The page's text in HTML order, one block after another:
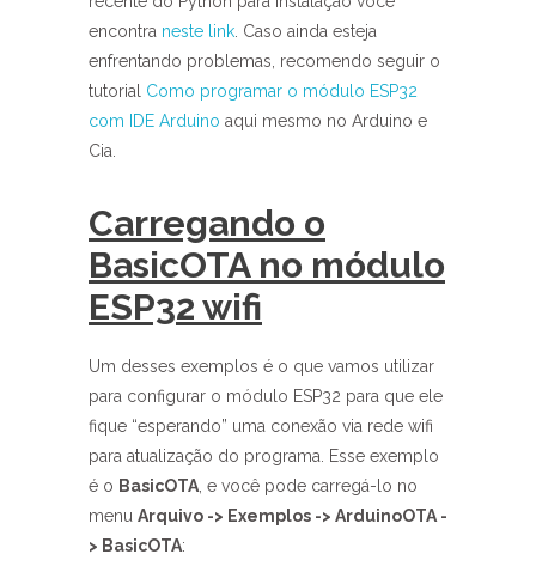
encontra neste link . Caso ainda esteja
enfrentando problemas, recomendo seguir o
tutorial Como programar o módulo ESP32
com IDE Arduino aqui mesmo no Arduino e
Cia.
Carregando o
BasicOTA no módulo
ESP32 wifi
Um desses exemplos é o que vamos utilizar
para configurar o módulo ESP32 para que ele
fique “esperando” uma conexão via rede wifi
para atualização do programa. Esse exemplo
é o BasicOTA , e você pode carregá-lo no
menu Arquivo -> Exemplos -> ArduinoOTA -
> BasicOTA: